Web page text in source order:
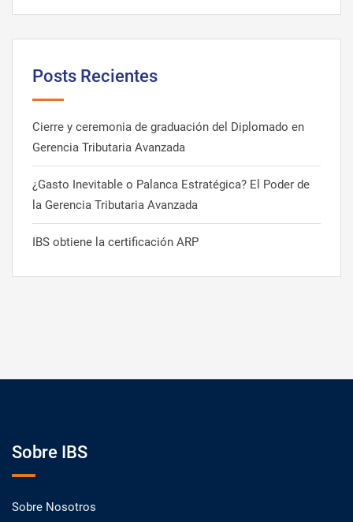
Posts Recientes
Cierre y ceremonia de graduación del Diplomado en
Gerencia Tributaria Avanzada
¿Gasto Inevitable o Palanca Estratégica? El Poder de
la Gerencia Tributaria Avanzada
IBS obtiene la certificación ARP
Sobre IBS
Sobre Nosotros